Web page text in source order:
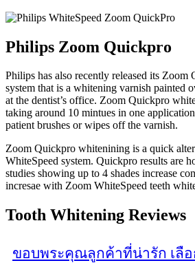
Philips Zoom Quickpro
Philips has also recently released its
system that is a whitening varnish painted
at the dentist’s office. Zoom Quickpro
taking around 10 mintues in one
patient brushes or wipes off the varnish.
Zoom Quickpro whitenining is a quick
WhiteSpeed system. Quickpro results are
studies showing up to 4 shades increase
incresae with Zoom WhiteSpeed teeth
Tooth Whitening Reviews
ขอบพระคุณลูกค้าที่น่ารัก เลื